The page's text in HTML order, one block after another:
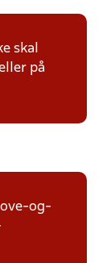
skal
på
og-